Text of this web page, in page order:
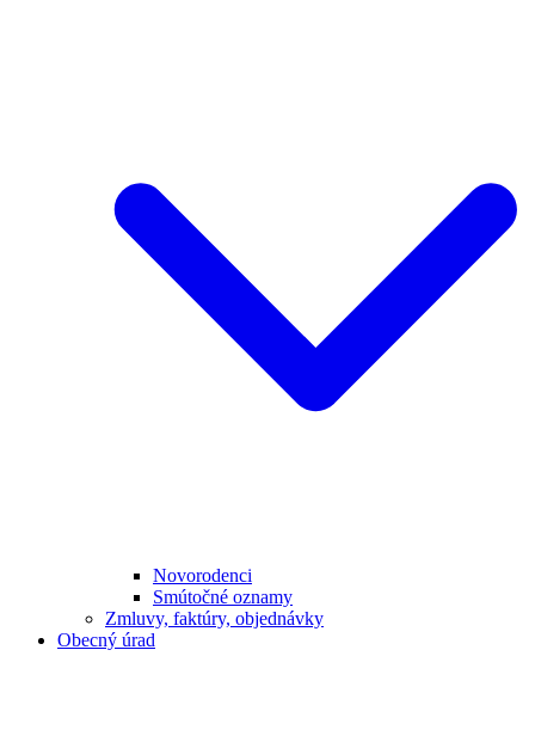
Novorodenci
Smútočné oznamy
Zmluvy, faktúry, objednávky
Obecný úrad